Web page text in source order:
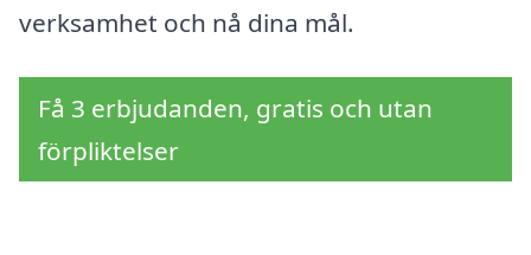
verksamhet och nå dina mål.
Få 3 erbjudanden, gratis och utan
förpliktelser